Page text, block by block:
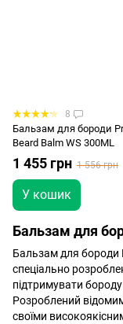
8
Бальзам для бороди
Beard Balm WS 300ML
1 455 грн 1 556 грн
У кошик
Бальзам для
Бальзам для бороди
спеціально
підтримувати
Розроблений
своїми